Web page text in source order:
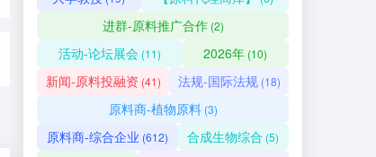
进群-原料推广合作(2)
活动-论坛展会(11) 2026年 (10)
新闻-原料投融资 (41) 法规-国际法规(18)
原料商-植物原料(3)
原料商-综合企业 (612) 合成生物综合 (5)